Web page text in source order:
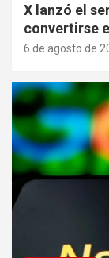
X lanzó el
convertirse
6 de agosto de